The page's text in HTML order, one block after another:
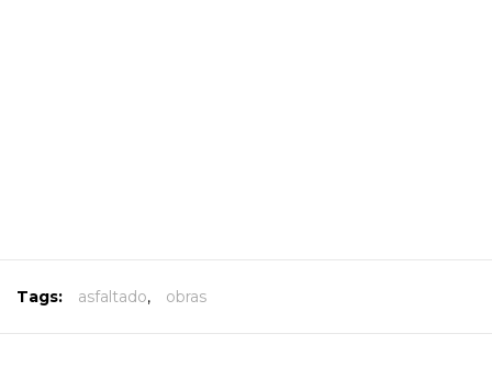
Tags: asfaltado, obras